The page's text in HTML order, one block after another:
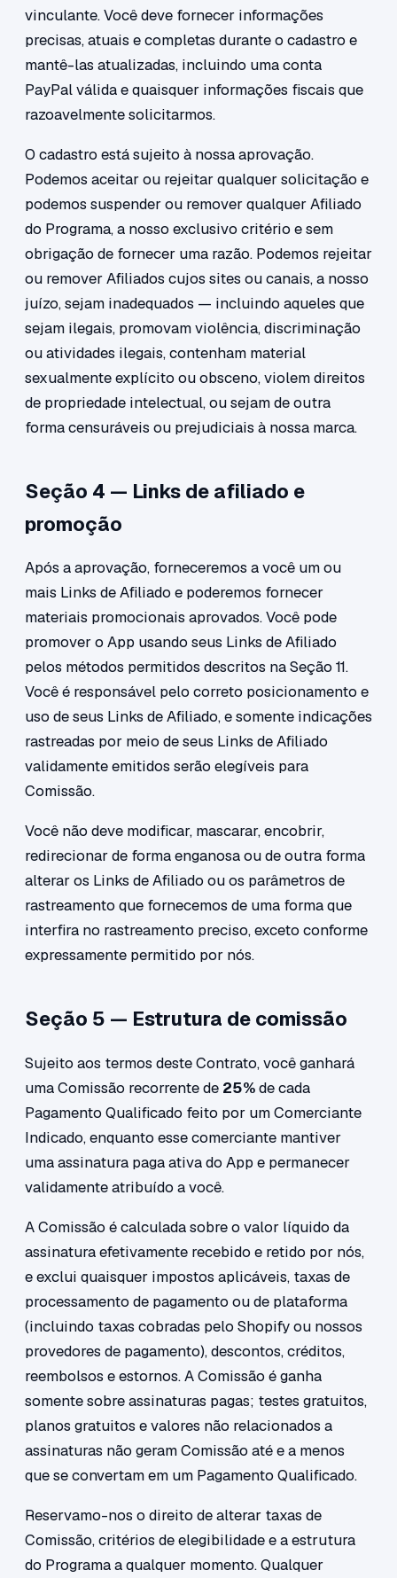
vinculante. Você deve fornecer informações
precisas, atuais e completas durante o cadastro e
mantê-las atualizadas, incluindo uma conta
PayPal válida e quaisquer informações fiscais que
razoavelmente solicitarmos.
O cadastro está sujeito à nossa aprovação.
Podemos aceitar ou rejeitar qualquer solicitação e
podemos suspender ou remover qualquer Afiliado
do Programa, a nosso exclusivo critério e sem
obrigação de fornecer uma razão. Podemos rejeitar
ou remover Afiliados cujos sites ou canais, a nosso
juízo, sejam inadequados — incluindo aqueles que
sejam ilegais, promovam violência, discriminação
ou atividades ilegais, contenham material
sexualmente explícito ou obsceno, violem direitos
de propriedade intelectual, ou sejam de outra
forma censuráveis ou prejudiciais à nossa marca.
Seção 4 — Links de afiliado e
promoção
Após a aprovação, forneceremos a você um ou
mais Links de Afiliado e poderemos fornecer
materiais promocionais aprovados. Você pode
promover o App usando seus Links de Afiliado
pelos métodos permitidos descritos na Seção 11.
Você é responsável pelo correto posicionamento e
uso de seus Links de Afiliado, e somente indicações
rastreadas por meio de seus Links de Afiliado
validamente emitidos serão elegíveis para
Comissão.
Você não deve modificar, mascarar, encobrir,
redirecionar de forma enganosa ou de outra forma
alterar os Links de Afiliado ou os parâmetros de
rastreamento que fornecemos de uma forma que
interfira no rastreamento preciso, exceto conforme
expressamente permitido por nós.
Seção 5 — Estrutura de comissão
Sujeito aos termos deste Contrato, você ganhará
uma Comissão recorrente de 25%de cada
Pagamento Qualificado feito por um Comerciante
Indicado, enquanto esse comerciante mantiver
uma assinatura paga ativa do App e permanecer
validamente atribuído a você.
A Comissão é calculada sobre o valor líquido da
assinatura efetivamente recebido e retido por nós,
e exclui quaisquer impostos aplicáveis, taxas de
processamento de pagamento ou de plataforma
(incluindo taxas cobradas pelo Shopify ou nossos
provedores de pagamento), descontos, créditos,
reembolsos e estornos. A Comissão é ganha
somente sobre assinaturas pagas; testes gratuitos,
planos gratuitos e valores não relacionados a
assinaturas não geram Comissão até e a menos
que se convertam em um Pagamento Qualificado.
Reservamo-nos o direito de alterar taxas de
Comissão, critérios de elegibilidade e a estrutura
do Programa a qualquer momento. Qualquer